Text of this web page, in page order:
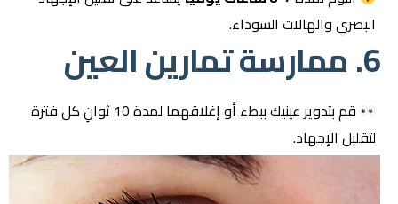
البصري والهالات السوداء.
6. ممارسة تمارين العين
قم بتدوير عينيك ببطء أو إغلاقهما لمدة 10 ثوانٍ كل فترة
لتقليل الإجهاد.